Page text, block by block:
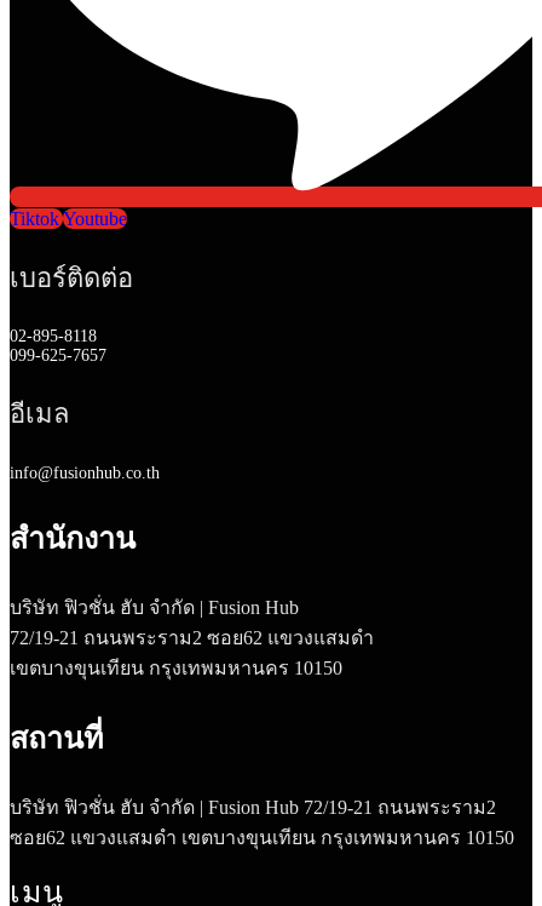
TiktokYoutube
เบอร์ติดต่อ
02-895-8118
099-625-7657
อีเมล
info@fusionhub.co.th
สำนักงาน
บริษัท ฟิวชั่น ฮับ จำกัด | Fusion Hub
72/19-21 ถนนพระราม2 ซอย62 แขวงแสมดำ
เขตบางขุนเทียน กรุงเทพมหานคร 10150
สถานที่
บริษัท ฟิวชั่น ฮับ จำกัด | Fusion Hub 72/19-21 ถนนพระราม2
ซอย62 แขวงแสมดำ เขตบางขุนเทียน กรุงเทพมหานคร 10150
เมนู